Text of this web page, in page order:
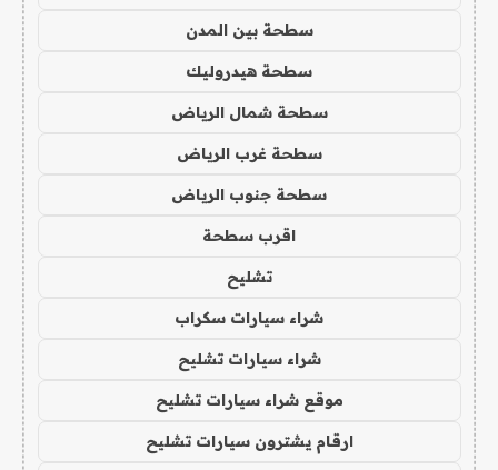
سطحة بين المدن
سطحة هيدروليك
سطحة شمال الرياض
سطحة غرب الرياض
سطحة جنوب الرياض
اقرب سطحة
تشليح
شراء سيارات سكراب
شراء سيارات تشليح
موقع شراء سيارات تشليح
ارقام يشترون سيارات تشليح